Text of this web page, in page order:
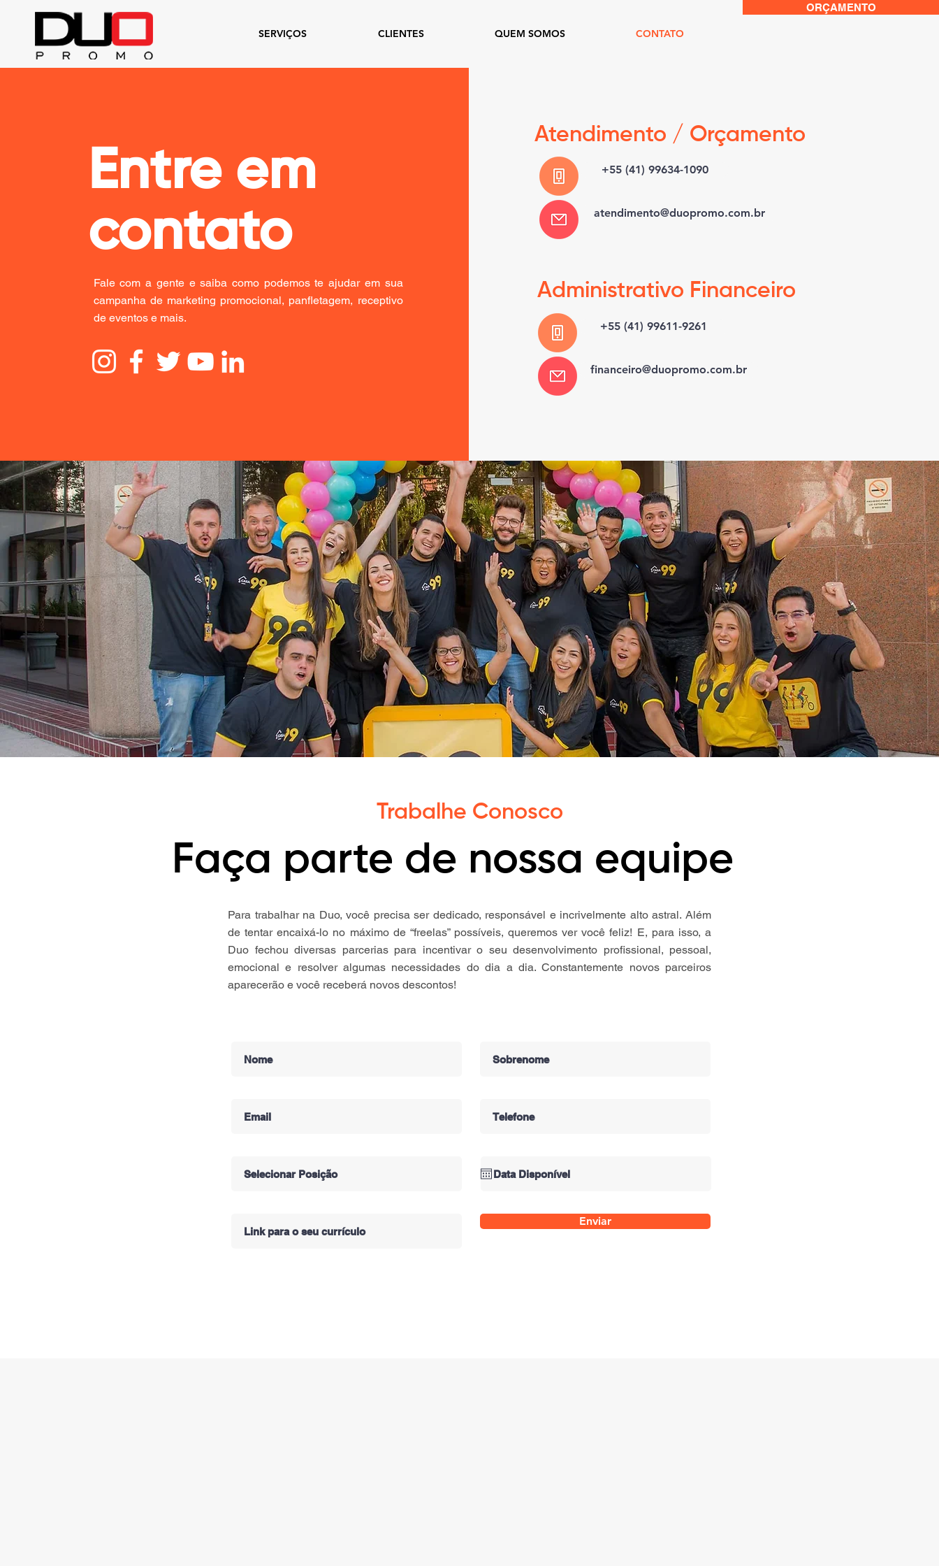
SERVIÇOS CLIENTES QUEM SOMOS CONTATO
ORÇAMENTO
Entre em
contato
Fale com a gente e saiba como podemos te ajudar em sua
campanha de marketing promocional, panfletagem, receptivo
de eventos e mais.
Atendimento / Orçamento
+55 (41) 99634-1090
atendimento@duopromo.com.br
Administrativo Financeiro
+55 (41) 99611-9261
financeiro@duopromo.com.br
Trabalhe Conosco
Faça parte de nossa equipe
Para trabalhar na Duo, você precisa ser dedicado, responsável e incrivelmente alto astral. Além
de tentar encaixá-lo no máximo de “freelas” possíveis, queremos ver você feliz! E, para isso, a
Duo fechou diversas parcerias para incentivar o seu desenvolvimento profissional, pessoal,
emocional e resolver algumas necessidades do dia a dia. Constantemente novos parceiros
aparecerão e você receberá novos descontos!
Enviar